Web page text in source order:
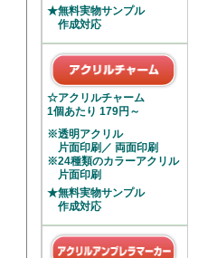
★無料実物サンプル
作成対応
☆アクリルチャーム
1個あたり 179円～
※透明アクリル
片面印刷／ 両面印刷
※24種類のカラーアクリル
片面印刷
★無料実物サンプル
作成対応